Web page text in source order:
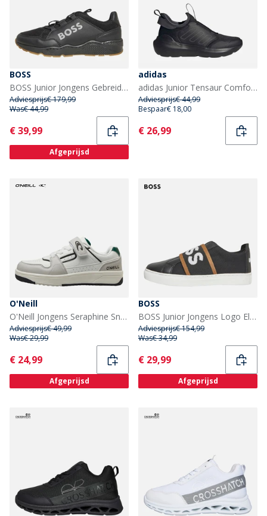
BOSS
BOSS Junior Jongens Gebreide Logo Sneakers Zwart
Adviesprijs€ 179,99
Was€ 44,99
Current
€ 39,99
Afgeprijsd
adidas
adidas Junior Tensaur Comfort Sneakers Core Black/Grey Six/Grey Six
Adviesprijs€ 44,99
Bespaar€ 18,00
Current
€ 26,99
O'Neill
O'Neill Jongens Seraphine Sneakers Fel Wit/Nimbus Wolk Bright White/ Nimbus Cloud
Adviesprijs€ 49,99
Was€ 29,99
Current
€ 24,99
Afgeprijsd
BOSS
BOSS Junior Jongens Logo Elastiek Sneakers Zwart
Adviesprijs€ 154,99
Was€ 34,99
Current
€ 29,99
Afgeprijsd